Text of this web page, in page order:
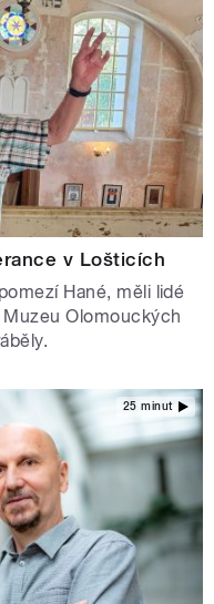
v Lošticích
Hané, měli lidé
Olomouckých
25 minut